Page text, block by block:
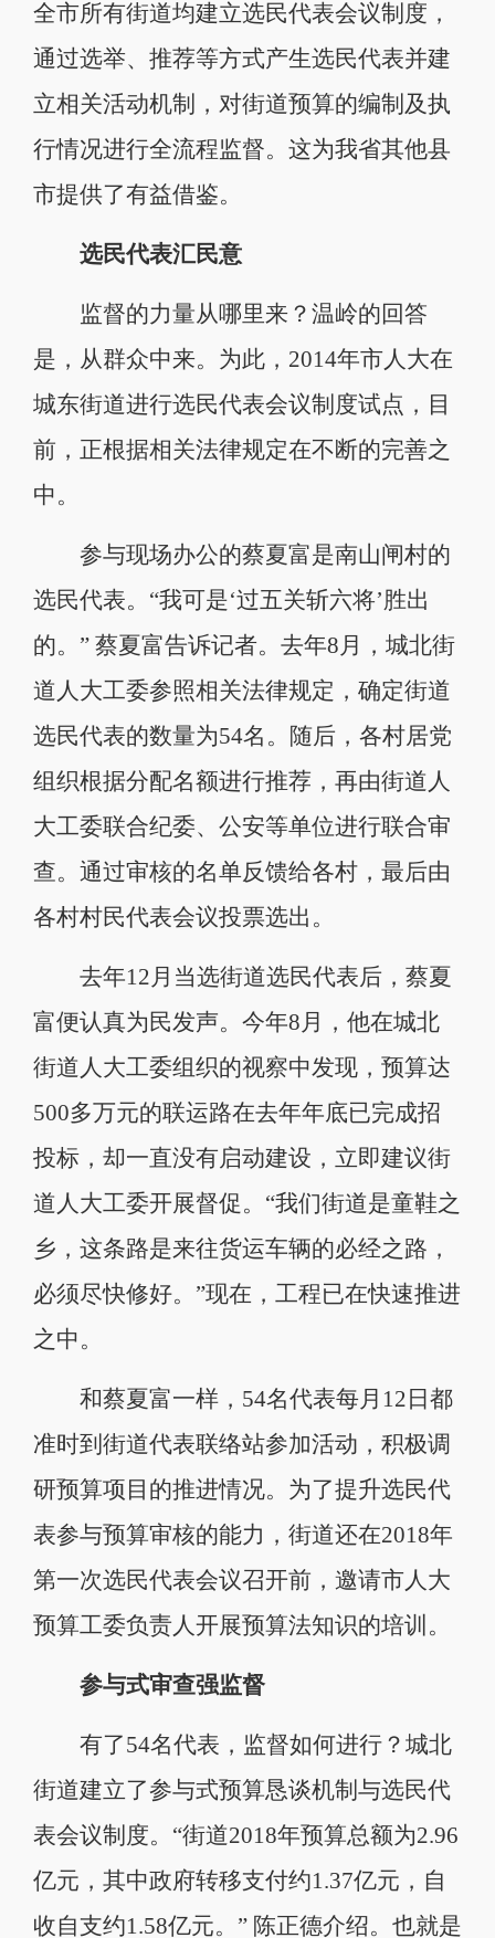
全市所有街道均建立选民代表会议制度，
通过选举、推荐等方式产生选民代表并建
立相关活动机制，对街道预算的编制及执
行情况进行全流程监督。这为我省其他县
市提供了有益借鉴。
选民代表汇民意
监督的力量从哪里来？温岭的回答
是，从群众中来。为此，2014年市人大在
城东街道进行选民代表会议制度试点，目
前，正根据相关法律规定在不断的完善之
中。
参与现场办公的蔡夏富是南山闸村的
选民代表。“我可是‘过五关斩六将’胜出
的。” 蔡夏富告诉记者。去年8月，城北街
道人大工委参照相关法律规定，确定街道
选民代表的数量为54名。随后，各村居党
组织根据分配名额进行推荐，再由街道人
大工委联合纪委、公安等单位进行联合审
查。通过审核的名单反馈给各村，最后由
各村村民代表会议投票选出。
去年12月当选街道选民代表后，蔡夏
富便认真为民发声。今年8月，他在城北
街道人大工委组织的视察中发现，预算达
500多万元的联运路在去年年底已完成招
投标，却一直没有启动建设，立即建议街
道人大工委开展督促。“我们街道是童鞋之
乡，这条路是来往货运车辆的必经之路，
必须尽快修好。”现在，工程已在快速推进
之中。
和蔡夏富一样，54名代表每月12日都
准时到街道代表联络站参加活动，积极调
研预算项目的推进情况。为了提升选民代
表参与预算审核的能力，街道还在2018年
第一次选民代表会议召开前，邀请市人大
预算工委负责人开展预算法知识的培训。
参与式审查强监督
有了54名代表，监督如何进行？城北
街道建立了参与式预算恳谈机制与选民代
表会议制度。“街道2018年预算总额为2.96
亿元，其中政府转移支付约1.37亿元，自
收自支约1.58亿元。” 陈正德介绍。也就是